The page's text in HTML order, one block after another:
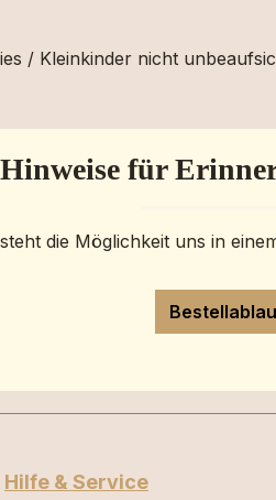
/ Kleinkinder nicht
Hinweise für
die Möglichkeit uns in
Hilfe & Service